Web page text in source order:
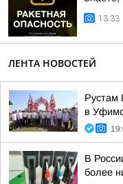
13:33
ЛЕНТА НОВОСТЕЙ
Рустам
в
В
более